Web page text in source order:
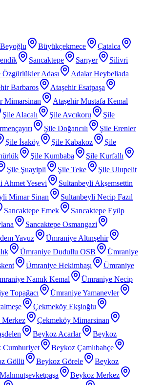
Beyoğlu Büyükçekmece
Çatalca
Sancaktepe Sarıyer
Silivri
Adası
Adalar Heybeliada
Barbaros
Ataşehir Esatpaşa
Mimarsinan
Ataşehir Mustafa Kemal
Şile Alacalı Şile Avcıkoru
Şile
Şile Doğancılı
Şile Erenler
Şile İsaköy Şile Kabakoz
Şile
Şile Kumbaba
Şile Kurfallı
Şile Şuayipli Şile Teke
Şile Ulupelit
Ahmet Yesevi
Sultanbeyli Akşemsettin
Mimar Sinan
Sultanbeyli Necip Fazıl
Sancaktepe Emek
Sancaktepe Eyüp
Sancaktepe Osmangazi
Yavuz
Ümraniye Altınşehir
Ümraniye Dudullu OSB
Ümraniye
Ümraniye Hekimbaşı
Ümraniye
Namık Kemal
Ümraniye Necip
Topağacı
Ümraniye Yamanevler
Çekmeköy Ekşioğlu
Merkez
Çekmeköy Mimarsinan
Beykoz Acarlar
Beykoz
Cumhuriyet
Beykoz Çamlıbahçe
Göllü Beykoz Görele
Beykoz
Beykoz Merkez